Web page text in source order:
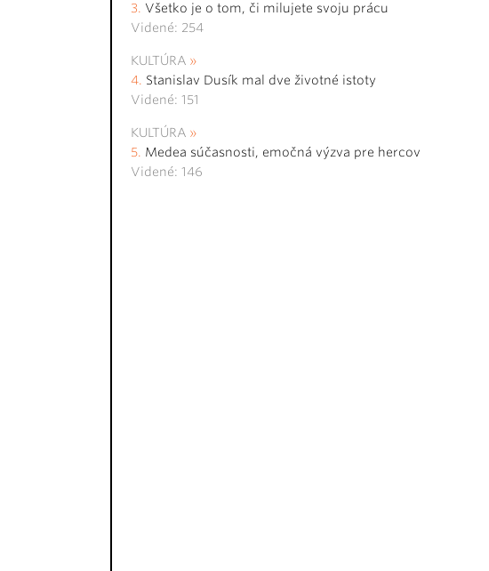
Všetko je o tom, či milujete svoju prácu
Videné: 254
KULTÚRA
Stanislav Dusík mal dve životné istoty
Videné: 151
KULTÚRA
Medea súčasnosti, emočná výzva pre hercov
Videné: 146